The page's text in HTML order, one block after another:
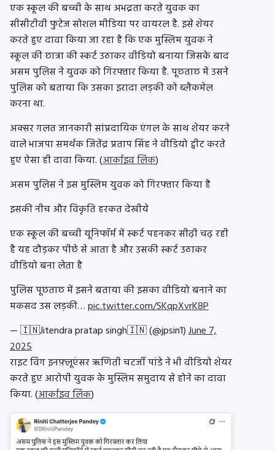
एक स्कूल की बच्ची के साथ अभद्रता करते युवक का
सीसीटीवी फुटेज सोशल मीडिया पर वायरल है. इसे शेयर
करते हुए दावा किया जा रहा है कि एक मुस्लिम युवक ने
स्कूल की छात्रा की स्कर्ट उठाकर वीडियो बनाया जिसके बाद
असम पुलिस ने युवक को गिरफ्तार किया है. पूछताछ में उसने
पुलिस को बताया कि उसका इरादा लड़की को ब्लैकमेल
करना था.
अक्सर गलत जानकारी सांप्रदायिक एंगल के साथ शेयर करने
वाले भाजपा समर्थक जितेंद्र प्रताप सिंह ने वीडियो ट्वीट करते
हुए ऐसा ही दावा किया. (आर्काइव लिंक)
असम पुलिस ने इस मुस्लिम युवक को गिरफ्तार किया है
इसकी नीच और विकृति हरकत देखीये
एक स्कूल की बच्ची यूनिफॉर्म में स्कर्ट पहनकर सीढ़ी चढ़ रही
है यह दौड़कर पीछे से आता है और उसकी स्कर्ट उठाकर
वीडियो बना लेता है
पुलिस पूछताछ में इसने बताया की इसका वीडियो बनाने का
मकसद उस लड़की…pic.twitter.com/SKqpXvrK8P
— 🇮🇳Jitendra pratap singh🇮🇳 (@jpsin1)June 7,
2025
राइट विंग इनफ़्लूएंसर ऋणिती चटर्जी पांडे ने भी वीडियो शेयर
करते हुए आरोपी युवक के मुस्लिम समुदाय से होने का दावा
किया. (आर्काइव लिंक)